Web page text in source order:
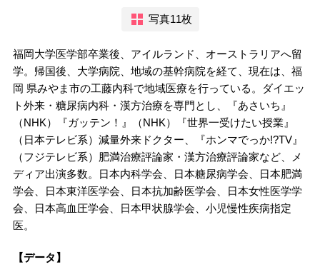
写真11枚
福岡大学医学部卒業後、アイルランド、オーストラリアへ留
学。帰国後、大学病院、地域の基幹病院を経て、現在は、福
岡 県みやま市の工藤内科で地域医療を行っている。ダイエッ
ト外来・糖尿病内科・漢方治療を専門とし、『あさいち』
（NHK）『ガッテン！』（NHK）『世界一受けたい授業』
（日本テレビ系）減量外来ドクター、『ホンマでっか!?TV』
（フジテレビ系）肥満治療評論家・漢方治療評論家など、メ
ディア出演多数。日本内科学会、日本糖尿病学会、日本肥満
学会、日本東洋医学会、日本抗加齢医学会、日本女性医学学
会、日本高血圧学会、日本甲状腺学会、小児慢性疾病指定
医。
【データ】